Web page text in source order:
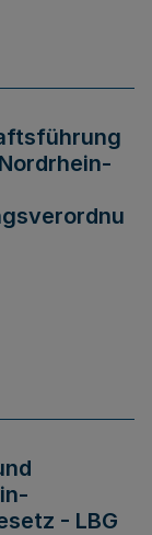
- LBG